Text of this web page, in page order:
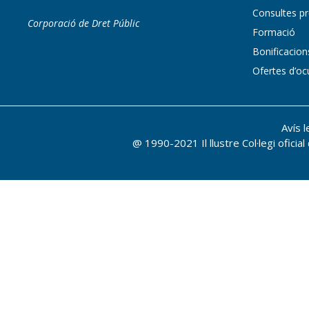
Corporació de Dret Públic
Consultes
Formació
Ofertes
Avís
@ 1990-2021 Il llustre Col·legi